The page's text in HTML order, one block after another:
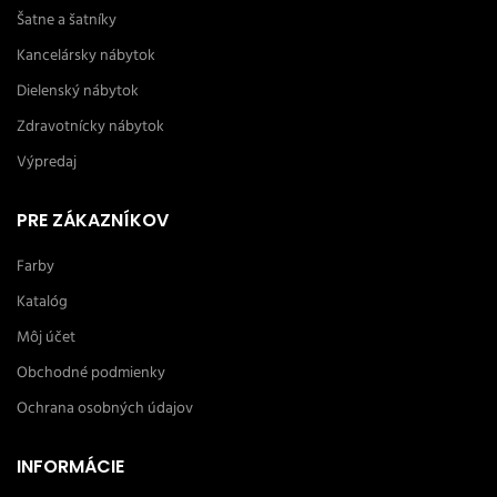
Šatne a šatníky
Kancelársky nábytok
Dielenský nábytok
Zdravotnícky nábytok
Výpredaj
PRE ZÁKAZNÍKOV
Farby
Katalóg
Môj účet
Obchodné podmienky
Ochrana osobných údajov
INFORMÁCIE